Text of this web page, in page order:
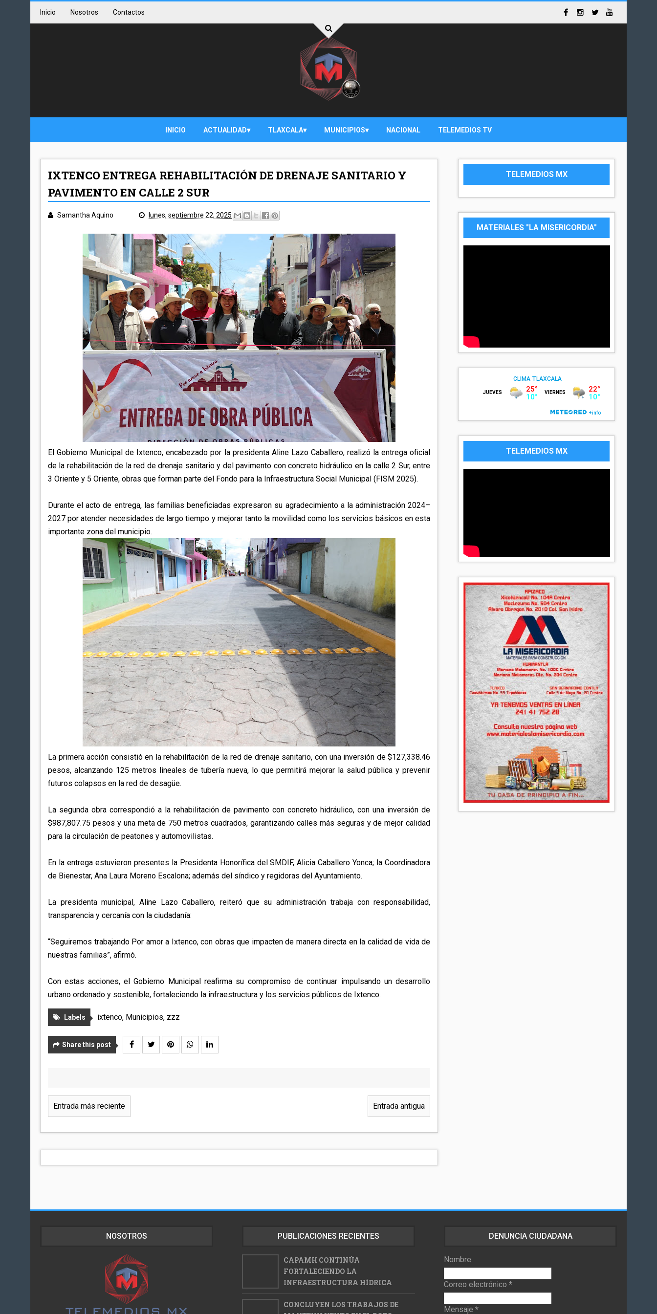
Inicio Nosotros Contactos
INICIO ACTUALIDAD TLAXCALA MUNICIPIOS NACIONAL TELEMEDIOS TV
IXTENCO ENTREGA REHABILITACIÓN DE DRENAJE SANITARIO Y
PAVIMENTO EN CALLE 2 SUR
Samantha Aquino lunes, septiembre 22, 2025
El Gobierno Municipal de Ixtenco, encabezado por la presidenta Aline Lazo Caballero, realizó la entrega oficial
de la rehabilitación de la red de drenaje sanitario y del pavimento con concreto hidráulico en la calle 2 Sur, entre
3 Oriente y 5 Oriente, obras que forman parte del Fondo para la Infraestructura Social Municipal (FISM 2025).
Durante el acto de entrega, las familias beneficiadas expresaron su agradecimiento a la administración 2024–
2027 por atender necesidades de largo tiempo y mejorar tanto la movilidad como los servicios básicos en esta
importante zona del municipio.
La primera acción consistió en la rehabilitación de la red de drenaje sanitario, con una inversión de $127,338.46
pesos, alcanzando 125 metros lineales de tubería nueva, lo que permitirá mejorar la salud pública y prevenir
futuros colapsos en la red de desagüe.
La segunda obra correspondió a la rehabilitación de pavimento con concreto hidráulico, con una inversión de
$987,807.75 pesos y una meta de 750 metros cuadrados, garantizando calles más seguras y de mejor calidad
para la circulación de peatones y automovilistas.
En la entrega estuvieron presentes la Presidenta Honorífica del SMDIF, Alicia Caballero Yonca; la Coordinadora
de Bienestar, Ana Laura Moreno Escalona; además del síndico y regidoras del Ayuntamiento.
La presidenta municipal, Aline Lazo Caballero, reiteró que su administración trabaja con responsabilidad,
transparencia y cercanía con la ciudadanía:
“Seguiremos trabajando Por amor a Ixtenco, con obras que impacten de manera directa en la calidad de vida de
nuestras familias”, afirmó.
Con estas acciones, el Gobierno Municipal reafirma su compromiso de continuar impulsando un desarrollo
urbano ordenado y sostenible, fortaleciendo la infraestructura y los servicios públicos de Ixtenco.
Labels ixtenco, Municipios, zzz
Share this post
Entrada más reciente Entrada antigua
TELEMEDIOS MX
MATERIALES "LA MISERICORDIA"
TELEMEDIOS MX
NOSOTROS PUBLICACIONES RECIENTES
CAPAMH CONTINÚA
FORTALECIENDO LA
INFRAESTRUCTURA HÍDRICA
CONCLUYEN LOS TRABAJOS DE
DENUNCIA CIUDADANA
Nombre
Correo electrónico *
Mensaje *